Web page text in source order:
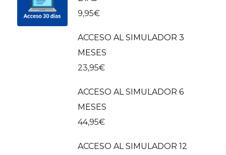
9,95€
ACCESO AL SIMULADOR 3
MESES
23,95€
ACCESO AL SIMULADOR 6
MESES
44,95€
ACCESO AL SIMULADOR 12